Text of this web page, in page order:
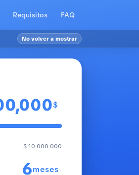
Requisitos FAQ
No volver a mostrar
$
$ 10 000 000
meses